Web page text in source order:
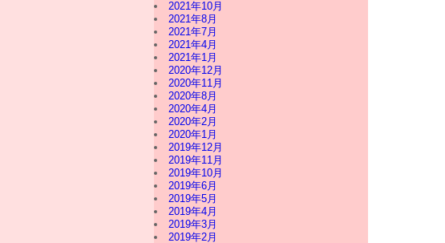
2021年10月
2021年8月
2021年7月
2021年4月
2021年1月
2020年12月
2020年11月
2020年8月
2020年4月
2020年2月
2020年1月
2019年12月
2019年11月
2019年10月
2019年6月
2019年5月
2019年4月
2019年3月
2019年2月